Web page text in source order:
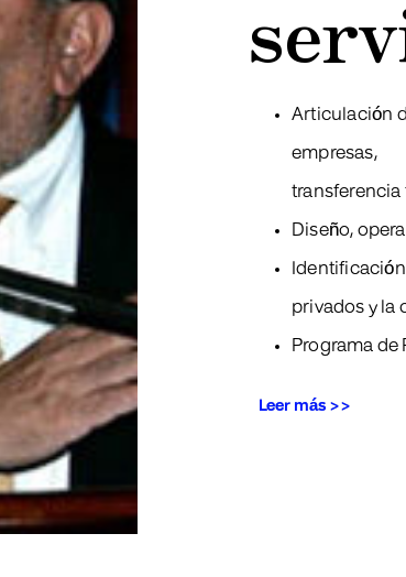
Articulación
empresas,
Diseño,
privados y la
Programa
Leer más >>